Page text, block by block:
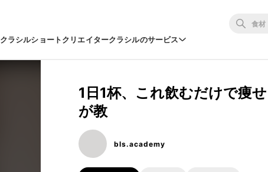
クラシルショートクリエイタークラシルのサービス
1日1杯、これ飲むだけで痩
が教
bls.academy